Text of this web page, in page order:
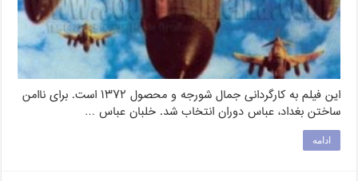
این فیلم به کارگردانی جمال شورجه و محصول ۱۳۷۲ است. برای ناامن
ساختن بغداد، عباس دوران انتخاب شد. خلبان عباس …
ادامه